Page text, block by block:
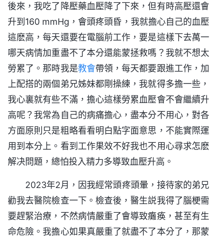
後來，我吃了降壓藥血壓降了下來，但有時高壓還會
升到160 mmHg，會頭疼頭昏，我就擔心自己的血壓
這麽高，每天還要在電腦前工作，要是這樣下去萬一
哪天病情加重盡不了本分還能蒙拯救嗎？我就不想太
勞累了。那時我是教會帶領，每天都要跟進工作，加
上配搭的兩個弟兄姊妹都剛操練，我就得多擔一些，
我心裏就有些不滿，擔心這樣勞累血壓會不會繼續升
高呢？我常為自己的病痛擔心，盡本分不用心，對各
方面原則只是粗略看看明白點字面意思，不能實際運
用到本分上。看到工作果效不好我也不用心尋求怎麽
解决問題，總怕投入精力多導致血壓升高。
2023年2月，因我經常頭疼頭暈，接待家的弟兄
勸我去醫院檢查一下。檢查後，醫生説我得了腦梗需
要趕緊治療，不然病情嚴重了會導致癱痪，甚至有生
命危險。我擔心如果真嚴重了就盡不了本分了，那蒙